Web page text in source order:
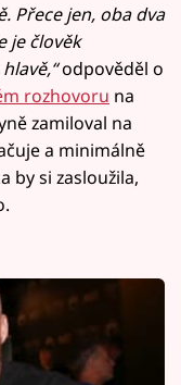
Přece jen, oba dva
je člověk
odpověděl o
rozhovoru na
zamiloval na
a minimálně
by si zasloužila,